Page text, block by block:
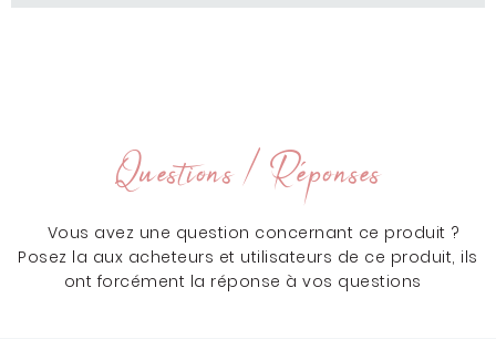
Questions / Réponses
Vous avez une question concernant ce produit ?
Posez la aux acheteurs et utilisateurs de ce produit, ils
ont forcément la réponse à vos questions